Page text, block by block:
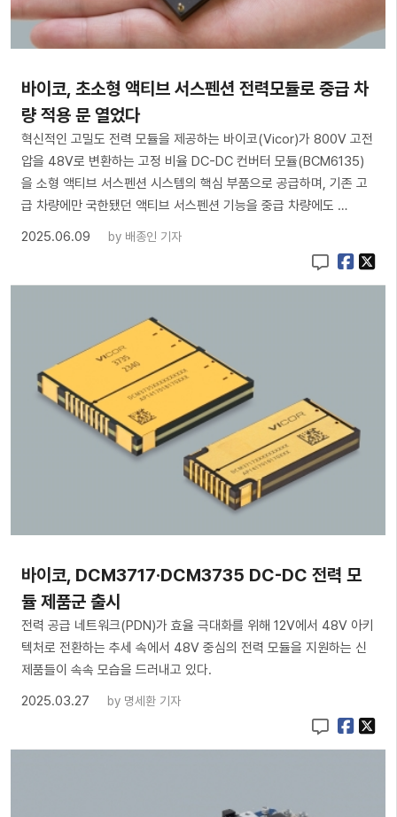
바이코, 초소형 액티브 서스펜션 전력모듈로 중급 차
량 적용 문 열었다
혁신적인 고밀도 전력 모듈을 제공하는 바이코(Vicor)가 800V 고전
압을 48V로 변환하는 고정 비율 DC-DC 컨버터 모듈(BCM6135)
을 소형 액티브 서스펜션 시스템의 핵심 부품으로 공급하며, 기존 고
급 차량에만 국한됐던 액티브 서스펜션 기능을 중급 차량에도 …
2025.06.09
by 배종인 기자
​바이코, DCM3717·DCM3735 DC-DC 전력 모
듈 제품군 출시
전력 공급 네트워크(PDN)가 효율 극대화를 위해 12V에서 48V 아키
텍처로 전환하는 추세 속에서 48V 중심의 전력 모듈을 지원하는 신
제품들이 속속 모습을 드러내고 있다.
2025.03.27
by 명세환 기자